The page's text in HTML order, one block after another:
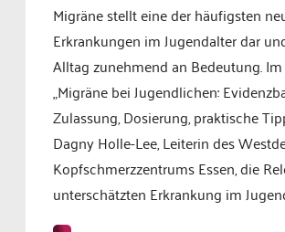
Migräne stellt eine der häufigsten
Erkrankungen im Jugendalter dar
Alltag zunehmend an Bedeutung.
„Migräne bei Jugendlichen:
Zulassung, Dosierung, praktische
Dagny Holle-Lee, Leiterin des
Kopfschmerzzentrums Essen, die
unterschätzten Erkrankung im